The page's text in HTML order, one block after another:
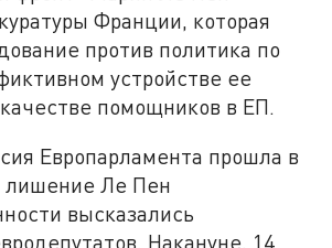
Франции, которая
против политика по
устройстве ее
помощников в ЕП.
Европарламента прошла в
лишение Ле Пен
высказались
Накануне, 14